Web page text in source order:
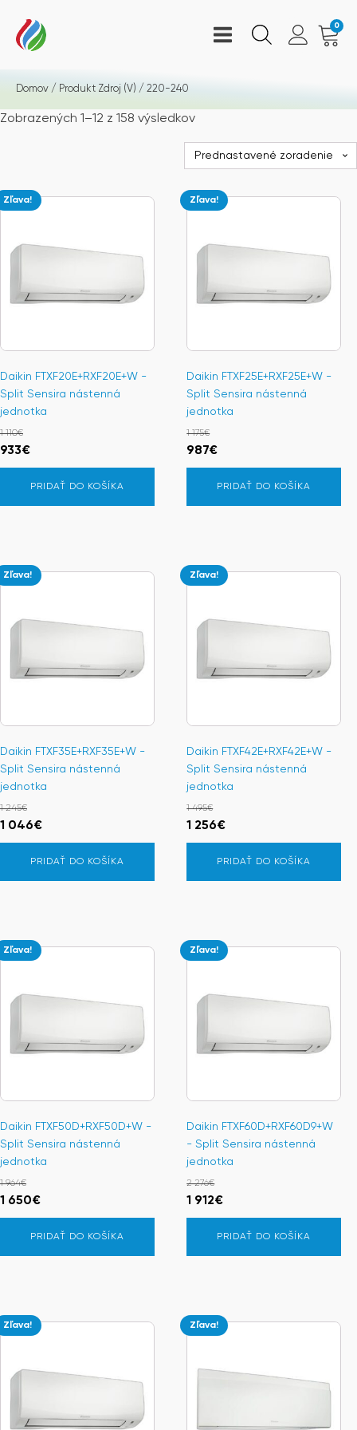
0
Domov / Produkt Zdroj (V) / 220-240
Zobrazených 1–12 z 158 výsledkov
Zľava!
Daikin FTXF20E+RXF20E+W -
Split Sensira nástenná
jednotka
1 110€
Pôvodná
cena
bola:
1
933€Aktuálna
cena
je:
933€.
PRIDAŤ DO KOŠÍKA
Zľava!
Daikin FTXF25E+RXF25E+W -
Split Sensira nástenná
jednotka
1 175€
Pôvodná
cena
bola:
1
987€Aktuálna
cena
je:
987€.
PRIDAŤ DO KOŠÍKA
Zľava!
Daikin FTXF35E+RXF35E+W -
Split Sensira nástenná
jednotka
1 245€
Pôvodná
cena
bola:
1
1 046€Aktuálna
cena
je:
1
PRIDAŤ DO KOŠÍKA
Zľava!
Daikin FTXF42E+RXF42E+W -
Split Sensira nástenná
jednotka
1 495€
Pôvodná
cena
bola:
1
1 256€Aktuálna
cena
je:
1
PRIDAŤ DO KOŠÍKA
Zľava!
Daikin FTXF50D+RXF50D+W -
Split Sensira nástenná
jednotka
1 964€
Pôvodná
cena
bola:
1
1 650€Aktuálna
cena
je:
1
PRIDAŤ DO KOŠÍKA
Zľava!
Daikin FTXF60D+RXF60D9+W
- Split Sensira nástenná
jednotka
2 276€
Pôvodná
cena
bola:
2
1 912€Aktuálna
cena
je:
1
PRIDAŤ DO KOŠÍKA
Zľava! Zľava!
Tento